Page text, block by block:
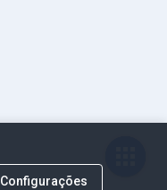
Configurações